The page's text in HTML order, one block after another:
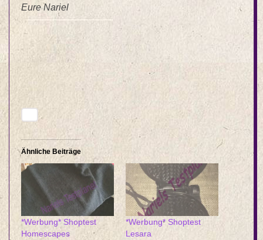
Eure Nariel
Ähnliche Beiträge
*Werbung* Shoptest
Homescapes
*Werbung* Shoptest
Lesara